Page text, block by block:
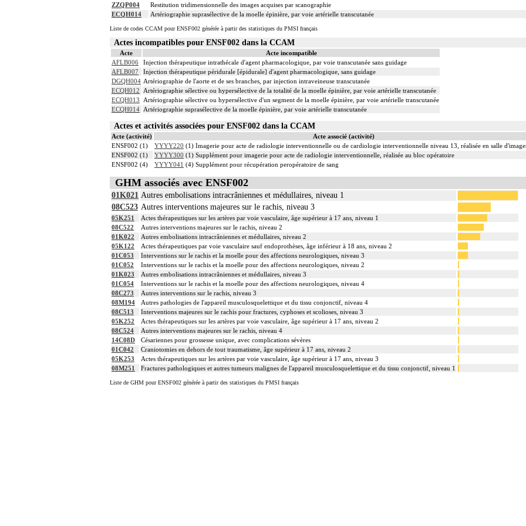
ZZQP004
Restitution tridimensionnelle des images acquises par scanographie
ECQH014
Artériographie suprasélective de la moelle épinière, par voie artérielle transcutanée
Liste de codes CCAM pour ENSF002 générée à partir des statistiques du PMSI français
Actes incompatibles pour ENSF002 dans la CCAM
Acte
Acte incompatible
AFLB006
Injection thérapeutique intrathécale d'agent pharmacologique, par voie transcutanée sans guidage
AFLB007
Injection thérapeutique péridurale [épidurale] d'agent pharmacologique, sans guidage
DGQH004 Artériographie de l'aorte et de ses branches, par injection intraveineuse transcutanée
ECQH012 Artériographie sélective ou hypersélective de la totalité de la moelle épinière, par voie artérielle transcutanée
ECQH013 Artériographie sélective ou hypersélective d'un segment de la moelle épinière, par voie artérielle transcutanée
ECQH014 Artériographie suprasélective de la moelle épinière, par voie artérielle transcutanée
Actes et activités associées pour ENSF002 dans la CCAM
Acte (activité)
Acte associé (activité)
ENSF002 (1)
YYYY220 (1) Imagerie pour acte de radiologie interventionnelle ou de cardiologie interventionnelle niveau 13, réalisée en salle
ENSF002 (1)
YYYY300 (1) Supplément pour imagerie pour acte de radiologie interventionnelle, réalisée au bloc opératoire
ENSF002 (4)
YYYY041 (4) Supplément pour récupération peropératoire de sang
GHM associés avec ENSF002
01K021 Autres embolisations intracrâniennes et médullaires, niveau 1
08C523 Autres interventions majeures sur le rachis, niveau 3
05K251
Actes thérapeutiques sur les artères par voie vasculaire, âge supérieur à 17 ans, niveau 1
08C522
Autres interventions majeures sur le rachis, niveau 2
01K022
Autres embolisations intracrâniennes et médullaires, niveau 2
05K122
Actes thérapeutiques par voie vasculaire sauf endoprothèses, âge inférieur à 18 ans, niveau 2
01C053
Interventions sur le rachis et la moelle pour des affections neurologiques, niveau 3
01C052
Interventions sur le rachis et la moelle pour des affections neurologiques, niveau 2
01K023
Autres embolisations intracrâniennes et médullaires, niveau 3
01C054
Interventions sur le rachis et la moelle pour des affections neurologiques, niveau 4
08C273
Autres interventions sur le rachis, niveau 3
08M194
Autres pathologies de l'appareil musculosquelettique et du tissu conjonctif, niveau 4
08C513
Interventions majeures sur le rachis pour fractures, cyphoses et scolioses, niveau 3
05K252
Actes thérapeutiques sur les artères par voie vasculaire, âge supérieur à 17 ans, niveau 2
08C524
Autres interventions majeures sur le rachis, niveau 4
14C08D
Césariennes pour grossesse unique, avec complications sévères
01C042
Craniotomies en dehors de tout traumatisme, âge supérieur à 17 ans, niveau 2
05K253
Actes thérapeutiques sur les artères par voie vasculaire, âge supérieur à 17 ans, niveau 3
08M251
Fractures pathologiques et autres tumeurs malignes de l'appareil musculosquelettique et du tissu conjonctif, niveau 1
Liste de GHM pour ENSF002 générée à partir des statistiques du PMSI français